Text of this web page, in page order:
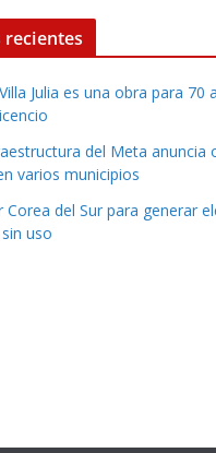
recientes
Julia es una obra para 70
del Meta anuncia
varios municipios
del Sur para generar
uso